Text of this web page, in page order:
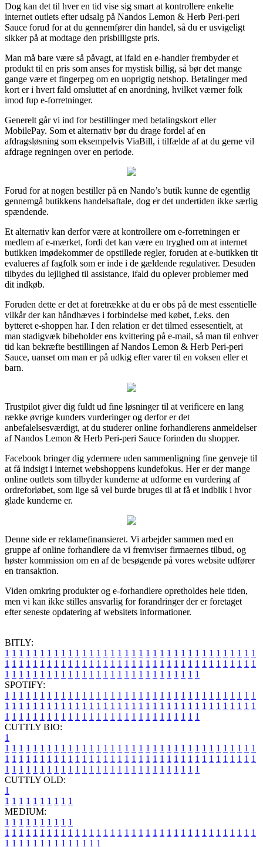
Dog kan det til hver en tid vise sig smart at kontrollere enkelte
internet outlets efter udsalg på Nandos Lemon & Herb Peri-peri
Sauce forud for at du gennemfører din handel, så du er usvigeligt
sikker på at modtage den prisbilligste pris.
Man må bare være så påvagt, at ifald en e-handler frembyder et
produkt til en pris som anses for mystisk billig, så bør det mange
gange være et fingerpeg om en uoprigtig netshop. Betalinger med
kort er i hvert fald omsluttet af en anordning, hvilket værner folk
imod fup e-forretninger.
Generelt går vi ind for bestillinger med betalingskort eller
MobilePay. Som et alternativ bør du drage fordel af en
afdragsløsning som eksempelvis ViaBill, i tilfælde af at du gerne vil
afdrage regningen over en periode.
Forud for at nogen bestiller på en Nando’s butik kunne de egentlig
gennemgå butikkens handelsaftale, dog er det undertiden ikke særlig
spændende.
Et alternativ kan derfor være at kontrollere om e-forretningen er
medlem af e-mærket, fordi det kan være en tryghed om at internet
butikken imødekommer de opstillede regler, foruden at e-butikken tit
evalueres af fagfolk som er inde i de gældende regulativer. Desuden
tilbydes du lejlighed til assistance, ifald du oplever problemer med
dit indkøb.
Foruden dette er det at foretrække at du er obs på de mest essentielle
vilkår der kan håndhæves i forbindelse med købet, f.eks. den
bytteret e-shoppen har. I den relation er det tilmed essesentielt, at
man stadigvæk bibeholder ens kvittering på e-mail, så man til enhver
tid kan bekræfte bestillingen af Nandos Lemon & Herb Peri-peri
Sauce, uanset om man er på udkig efter varer til en voksen eller et
barn.
Trustpilot giver dig fuldt ud fine løsninger til at verificere en lang
række øvrige kunders vurderinger og derfor er det
anbefalelsesværdigt, at du studerer online forhandlerens anmeldelser
af Nandos Lemon & Herb Peri-peri Sauce forinden du shopper.
Facebook bringer dig ydermere uden sammenligning fine genveje til
at få indsigt i internet webshoppens kundefokus. Her er der mange
online outlets som tilbyder kunderne at udforme en vurdering af
ordreforløbet, som lige så vel burde bruges til at få et indblik i hvor
glade kunderne er.
Denne side er reklamefinansieret. Vi arbejder sammen med en
gruppe af online forhandlere da vi fremviser firmaernes tilbud, og
høster kommission om en af de besøgende på vores website udfører
en transaktion.
Viden omkring produkter og e-forhandlere opretholdes hele tiden,
men vi kan ikke stilles ansvarlig for forandringer der er foretaget
efter seneste opdatering af websitets informationer.
BITLY:
1 1 1 1 1 1 1 1 1 1 1 1 1 1 1 1 1 1 1 1 1 1 1 1 1 1 1 1 1 1 1 1 1 1 1 1
1 1 1 1 1 1 1 1 1 1 1 1 1 1 1 1 1 1 1 1 1 1 1 1 1 1 1 1 1 1 1 1 1 1 1 1
1 1 1 1 1 1 1 1 1 1 1 1 1 1 1 1 1 1 1 1 1 1 1 1 1 1 1 1
SPOTIFY:
1 1 1 1 1 1 1 1 1 1 1 1 1 1 1 1 1 1 1 1 1 1 1 1 1 1 1 1 1 1 1 1 1 1 1 1
1 1 1 1 1 1 1 1 1 1 1 1 1 1 1 1 1 1 1 1 1 1 1 1 1 1 1 1 1 1 1 1 1 1 1 1
1 1 1 1 1 1 1 1 1 1 1 1 1 1 1 1 1 1 1 1 1 1 1 1 1 1 1 1
CUTTLY BIO:
1
1 1 1 1 1 1 1 1 1 1 1 1 1 1 1 1 1 1 1 1 1 1 1 1 1 1 1 1 1 1 1 1 1 1 1 1
1 1 1 1 1 1 1 1 1 1 1 1 1 1 1 1 1 1 1 1 1 1 1 1 1 1 1 1 1 1 1 1 1 1 1 1
1 1 1 1 1 1 1 1 1 1 1 1 1 1 1 1 1 1 1 1 1 1 1 1 1 1 1 1
CUTTLY OLD:
1
1 1 1 1 1 1 1 1 1 1
MEDIUM:
1 1 1 1 1 1 1 1 1 1
1 1 1 1 1 1 1 1 1 1 1 1 1 1 1 1 1 1 1 1 1 1 1 1 1 1 1 1 1 1 1 1 1 1 1 1
1 1 1 1 1 1 1 1 1 1 1 1 1 1